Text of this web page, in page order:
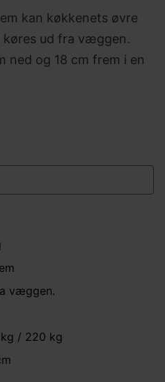
kan køkkenets øvre
køres ud fra væggen.
ned og 18 cm frem i en
væggen.
/ 220 kg